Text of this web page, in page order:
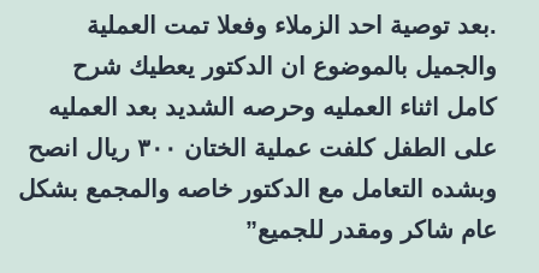
.بعد توصية احد الزملاء وفعلا تمت العملية
والجميل بالموضوع ان الدكتور يعطيك شرح
كامل اثناء العمليه وحرصه الشديد بعد العمليه
على الطفل كلفت عملية الختان ٣٠٠ ريال انصح
وبشده التعامل مع الدكتور خاصه والمجمع بشكل
عام شاكر ومقدر للجميع”